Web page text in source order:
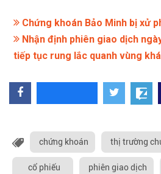
Chứng khoán Bảo Minh bị xử
Nhận định phiên giao dịch
tiếp tục rung lắc quanh vùng
chứng khoán thị trường
cổ phiếu phiên giao dịch